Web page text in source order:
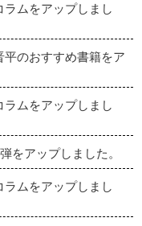
ムをアップしまし
のおすすめ書籍をア
ムをアップしまし
をアップしました。
ムをアップしまし